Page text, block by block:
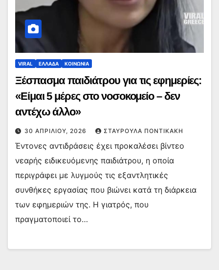
VIRAL ΕΛΛΑΔΑ ΚΟΙΝΩΝΙΑ
Ξέσπασμα παιδιάτρου για τις εφημερίες:
«Είμαι 5 μέρες στο νοσοκομείο – δεν
αντέχω άλλο»
30 ΑΠΡΙΛΊΟΥ, 2026 ΣΤΑΥΡΟΎΛΑ ΠΟΝΤΙΚΆΚΗ
Έντονες αντιδράσεις έχει προκαλέσει βίντεο
νεαρής ειδικευόμενης παιδιάτρου, η οποία
περιγράφει με λυγμούς τις εξαντλητικές
συνθήκες εργασίας που βιώνει κατά τη διάρκεια
των εφημεριών της. Η γιατρός, που
πραγματοποιεί το…